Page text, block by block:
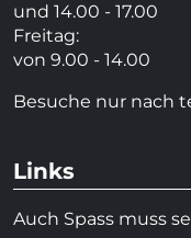
und 14.00 - 17.00
Freitag:
von 9.00 - 14.00
Besuche nur nach
Links
Auch Spass muss